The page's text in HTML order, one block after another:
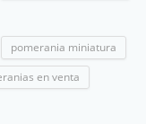
pomerania miniatura
en venta